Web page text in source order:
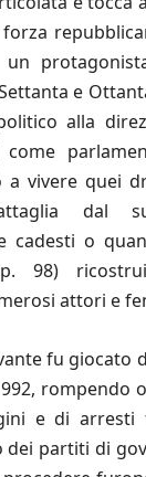
e
alla
come
vivere quei
dal
cadesti o
98)
attori e
fu giocato
rompendo
e di arresti
partiti di